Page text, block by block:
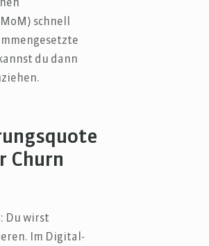
schnell
du dann
Churn
Du wirst
Im Digital-